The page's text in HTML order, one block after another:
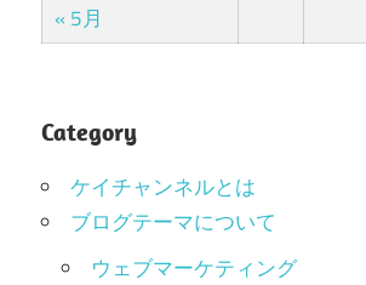
« 5月
Category
ケイチャンネルとは
ブログテーマについて
ウェブマーケティング